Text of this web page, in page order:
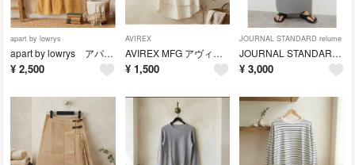
apart by lowrys
apart by lowrys アパートバイローリーズ 上品レース切替 ロングスカート マスタード L
¥ 2,500
AVIREX
AVIREX MFG アヴィレックス ミリタリーポケット 半袖Tシャツ Mサイズ
¥ 1,500
JOURNAL STANDARD relume
JOURNAL STANDARD relume ジャーナルスタンダードレリューム タイトスカート ブルーグレー Fサイズ
¥ 3,000